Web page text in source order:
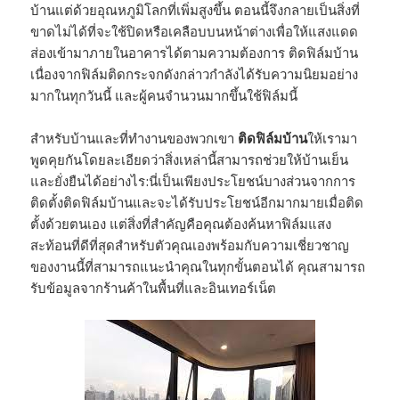
บ้านแต่ด้วยอุณหภูมิโลกที่เพิ่มสูงขึ้น ตอนนี้จึงกลายเป็นสิ่งที่
ขาดไม่ได้ที่จะใช้ปิดหรือเคลือบบนหน้าต่างเพื่อให้แสงแดด
ส่องเข้ามาภายในอาคารได้ตามความต้องการ ติดฟิล์มบ้าน
เนื่องจากฟิล์มติดกระจกดังกล่าวกำลังได้รับความนิยมอย่าง
มากในทุกวันนี้ และผู้คนจำนวนมากขึ้นใช้ฟิล์มนี้
สำหรับบ้านและที่ทำงานของพวกเขา ติดฟิล์มบ้านให้เรามา
พูดคุยกันโดยละเอียดว่าสิ่งเหล่านี้สามารถช่วยให้บ้านเย็น
และยั่งยืนได้อย่างไร:นี่เป็นเพียงประโยชน์บางส่วนจากการ
ติดตั้งติดฟิล์มบ้านและจะได้รับประโยชน์อีกมากมายเมื่อติด
ตั้งด้วยตนเอง แต่สิ่งที่สำคัญคือคุณต้องค้นหาฟิล์มแสง
สะท้อนที่ดีที่สุดสำหรับตัวคุณเองพร้อมกับความเชี่ยวชาญ
ของงานนี้ที่สามารถแนะนำคุณในทุกขั้นตอนได้ คุณสามารถ
รับข้อมูลจากร้านค้าในพื้นที่และอินเทอร์เน็ต